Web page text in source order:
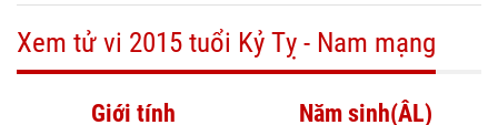
Xem tử vi 2015 tuổi Kỷ Tỵ - Nam mạng
Giới tính Năm sinh(ÂL)